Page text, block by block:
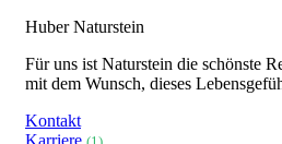
Huber Naturstein
Für uns ist Naturstein die schönste
mit dem Wunsch, dieses
Kontakt
Karriere